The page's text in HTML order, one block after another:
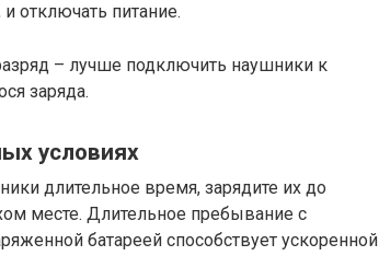
отключать питание.
– лучше подключить наушники к
заряда.
условиях
длительное время, зарядите их до
месте. Длительное пребывание с
батареей способствует ускоренной